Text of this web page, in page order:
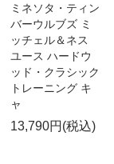
ミネソタ・ティン
バーウルブズ ミ
ッチェル＆ネス
ユース ハードウ
ッド・クラシック
トレーニング キ
ャ
13,790円(税込)